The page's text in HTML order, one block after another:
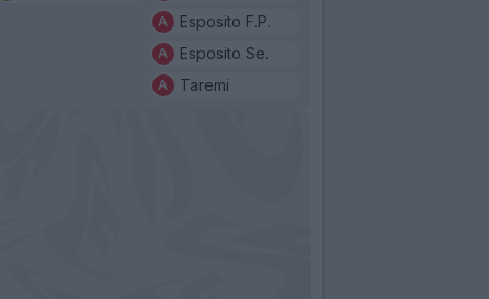
Esposito F.P.
Esposito Se.
Taremi